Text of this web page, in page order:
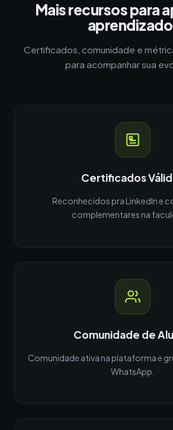
Mais recursos para
Certificados, comunidade e
para acompanhar sua
Certificados
Reconhecidos pra LinkedIn e
complementares na
Comunidade de
Comunidade ativa na plataforma e
WhatsApp.